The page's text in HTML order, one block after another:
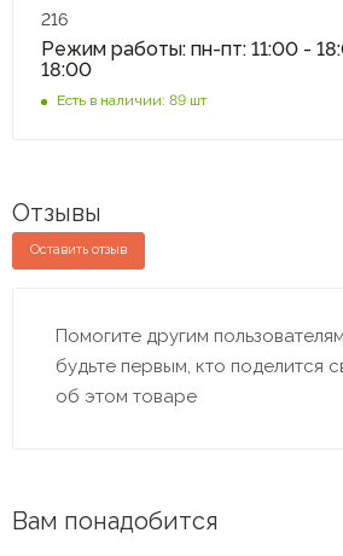
216
Режим работы: пн-пт: 11:00 -
18:00
Есть в наличии: 89 шт
Отзывы
Оставить отзыв
Помогите другим
будьте первым, кто поделится
об этом товаре
Вам понадобится